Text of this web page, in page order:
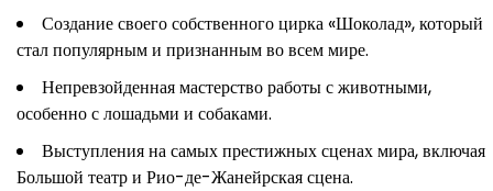
Создание своего собственного цирка «Шоколад», который
стал популярным и признанным во всем мире.
Непревзойденная мастерство работы с животными,
особенно с лошадьми и собаками.
Выступления на самых престижных сценах мира, включая
Большой театр и Рио-де-Жанейрская сцена.